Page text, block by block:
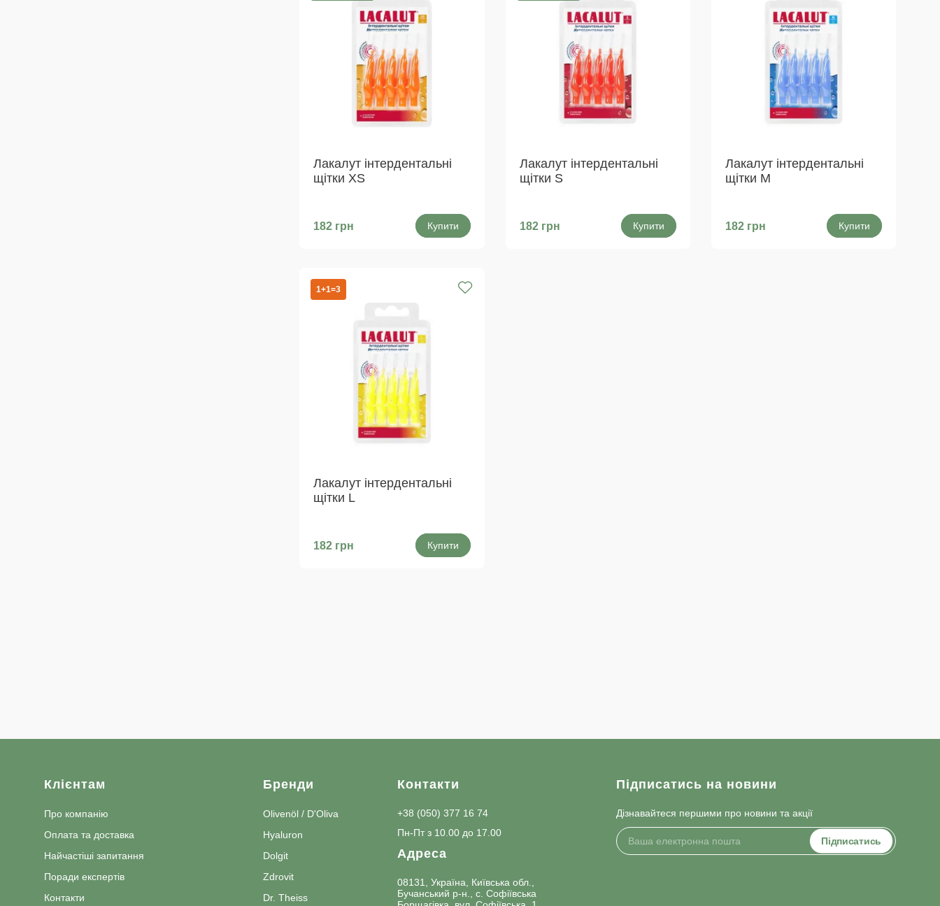
Лакалут інтердентальні
щітки XS
182 грн Купити
Лакалут інтердентальні
щітки S
182 грн Купити
Лакалут інтердентальні
щітки M
182 грн Купити
Лакалут інтердентальні
щітки L
1+1=3
182 грн Купити
Клієнтам
Про компанію
Оплата та доставка
Найчастіші запитання
Поради експертів
Контакти
Бренди
Olivenöl / D'Oliva
Hyaluron
Dolgit
Zdrovit
Dr. Theiss
Контакти
+38 (050) 377 16 74
Пн-Пт з 10.00 до 17.00
Адреса
08131, Україна, Київська обл.,
Бучанський р-н., с. Софіївська
Підписатись на новини
Дізнавайтеся першими про новини та акції
Підписатись